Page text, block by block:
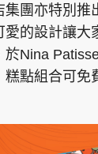
集團亦特別推
愛的設計讓大
於Nina
糕點組合可免